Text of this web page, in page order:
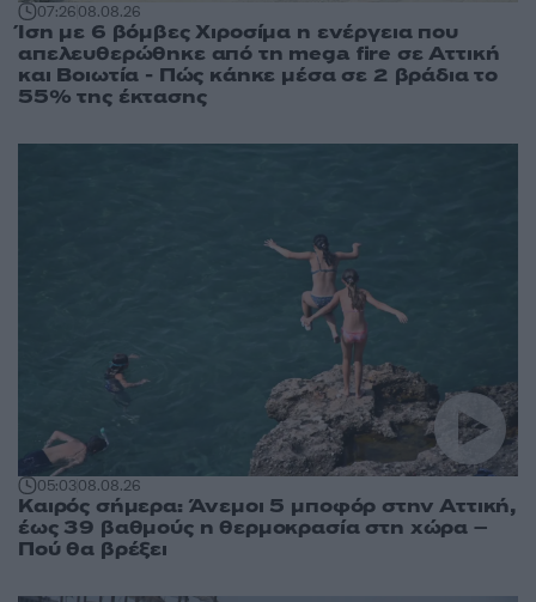
07:2608.08.26
Ίση με 6 βόμβες Χιροσίμα η ενέργεια που
απελευθερώθηκε από τη mega fire σε Αττική
και Βοιωτία - Πώς κάηκε μέσα σε 2 βράδια το
55% της έκτασης
05:0308.08.26
Καιρός σήμερα: Άνεμοι 5 μποφόρ στην Αττική,
έως 39 βαθμούς η θερμοκρασία στη χώρα –
Πού θα βρέξει